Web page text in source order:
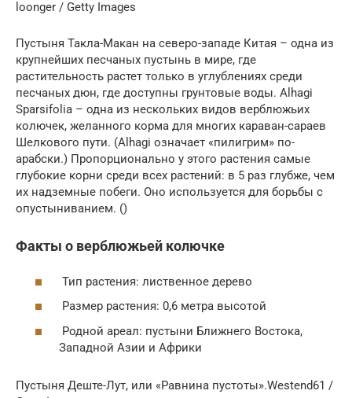
loonger / Getty Images
Пустыня Такла-Макан на северо-западе Китая – одна из
крупнейших песчаных пустынь в мире, где
растительность растет только в углублениях среди
песчаных дюн, где доступны грунтовые воды. Alhagi
Sparsifolia – одна из нескольких видов верблюжьих
колючек, желанного корма для многих караван-сараев
Шелкового пути. (Alhagi означает «пилигрим» по-
арабски.) Пропорционально у этого растения самые
глубокие корни среди всех растений: в 5 раз глубже, чем
их надземные побеги. Оно используется для борьбы с
опустыниванием. ()
Факты о верблюжьей колючке
Тип растения: лиственное дерево
Размер растения: 0,6 метра высотой
Родной ареал: пустыни Ближнего Востока,
Западной Азии и Африки
Пустыня Деште-Лут, или «Равнина пустоты».Westend61 /